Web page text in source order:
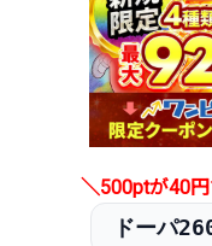
＼500ptが40
ドーパ